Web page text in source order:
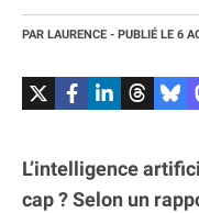
PAR LAURENCE - PUBLIÉ LE 6
L’intelligence
cap ? Selon un